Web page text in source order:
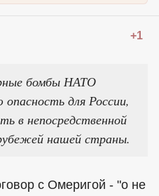
+1
бомбы НАТО
для России,
в непосредственной
нашей страны.
с Омеригой - "о не